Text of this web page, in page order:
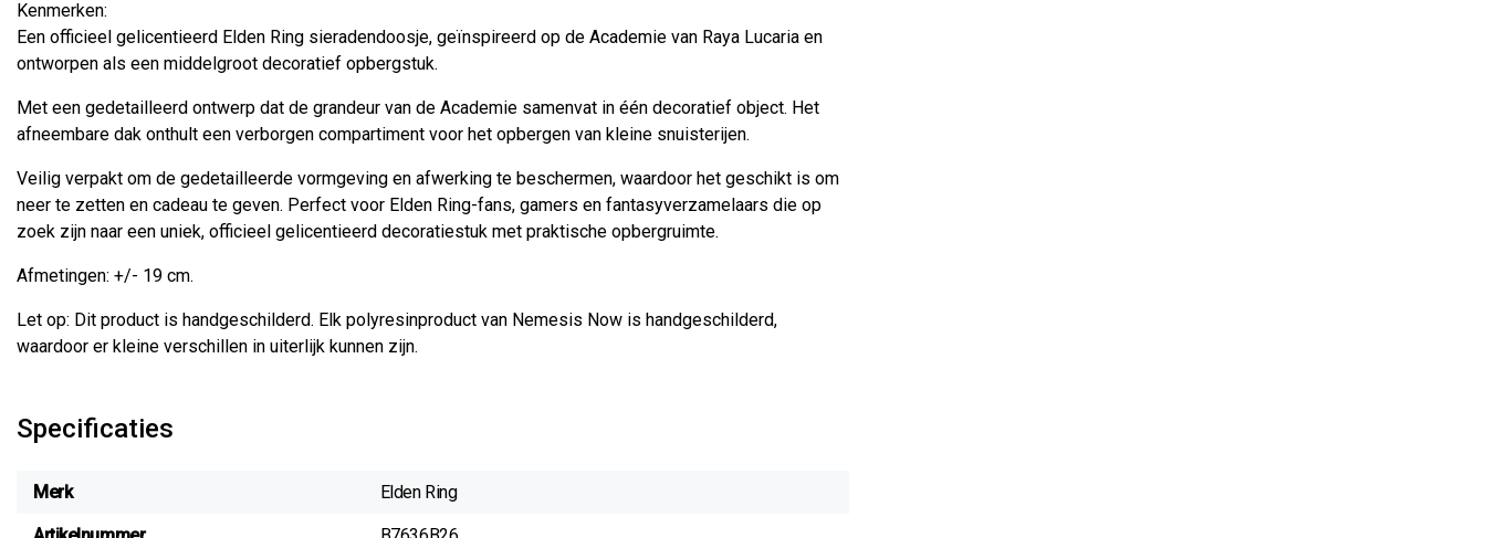
Kenmerken:
Een officieel gelicentieerd Elden Ring sieradendoosje, geïnspireerd op de Academie van Raya Lucaria en
ontworpen als een middelgroot decoratief opbergstuk.
Met een gedetailleerd ontwerp dat de grandeur van de Academie samenvat in één decoratief object. Het
afneembare dak onthult een verborgen compartiment voor het opbergen van kleine snuisterijen.
Veilig verpakt om de gedetailleerde vormgeving en afwerking te beschermen, waardoor het geschikt is om
neer te zetten en cadeau te geven. Perfect voor Elden Ring-fans, gamers en fantasyverzamelaars die op
zoek zijn naar een uniek, officieel gelicentieerd decoratiestuk met praktische opbergruimte.
Afmetingen: +/- 19 cm.
Let op: Dit product is handgeschilderd. Elk polyresinproduct van Nemesis Now is handgeschilderd,
waardoor er kleine verschillen in uiterlijk kunnen zijn.
Specificaties
Merk Elden Ring